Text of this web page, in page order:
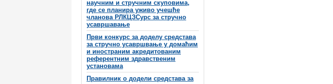
научним и стручним скуповима,
где се планира уживо учешће
чланова РЛКЦЗСурс за стручно
усавршавање
Први конкурс за доделу средстава
за стручно усавршвање у домаћим
и иностраним акредитованим
референтним здравственим
установама
Правилник о додели средстава за